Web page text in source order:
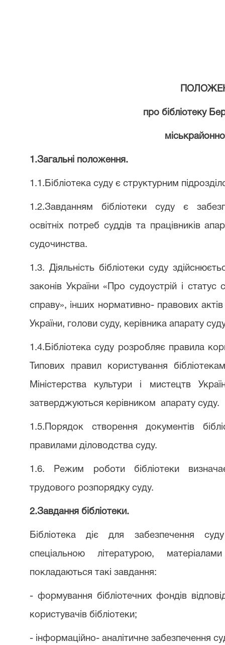
про бібліотеку
1.Загальні положення.
1.1.Бібліотека суду є структурним
1.2.Завданням бібліотеки суду є
освітніх потреб суддів та працівників
судочинства.
1.3. Діяльність бібліотеки суду
законів України «Про судоустрій і статус
справу», інших нормативно- правових
України, голови суду, керівника апарату
1.4.Бібліотека суду розробляє правила
Типових правил користування
Міністерства культури і мистецтв
затверджуються керівником апарату суду.
1.5.Порядок створення документів
правилами діловодства суду.
1.6. Режим роботи бібліотеки
трудового розпорядку суду.
2.Завдання бібліотеки.
Бібліотека діє для забезпечення
спеціальною літературою,
покладаються такі завдання:
- формування бібліотечних фондів
користувачів бібліотеки;
- інформаційно- аналітичне забезпечення